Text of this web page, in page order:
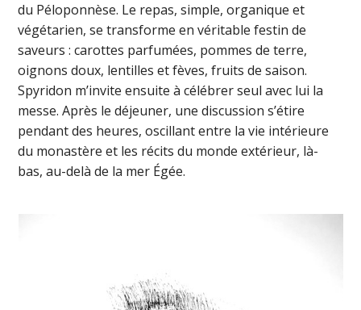
du Péloponnèse. Le repas, simple, organique et
végétarien, se transforme en véritable festin de
saveurs : carottes parfumées, pommes de terre,
oignons doux, lentilles et fèves, fruits de saison.
Spyridon m’invite ensuite à célébrer seul avec lui la
messe. Après le déjeuner, une discussion s’étire
pendant des heures, oscillant entre la vie intérieure
du monastère et les récits du monde extérieur, là-
bas, au-delà de la mer Égée.